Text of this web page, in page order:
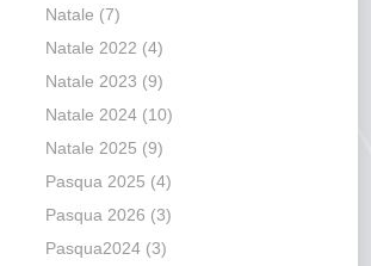
Natale (7)
Natale 2022 (4)
Natale 2023 (9)
Natale 2024(10)
Natale 2025 (9)
Pasqua 2025 (4)
Pasqua 2026 (3)
Pasqua2024(3)